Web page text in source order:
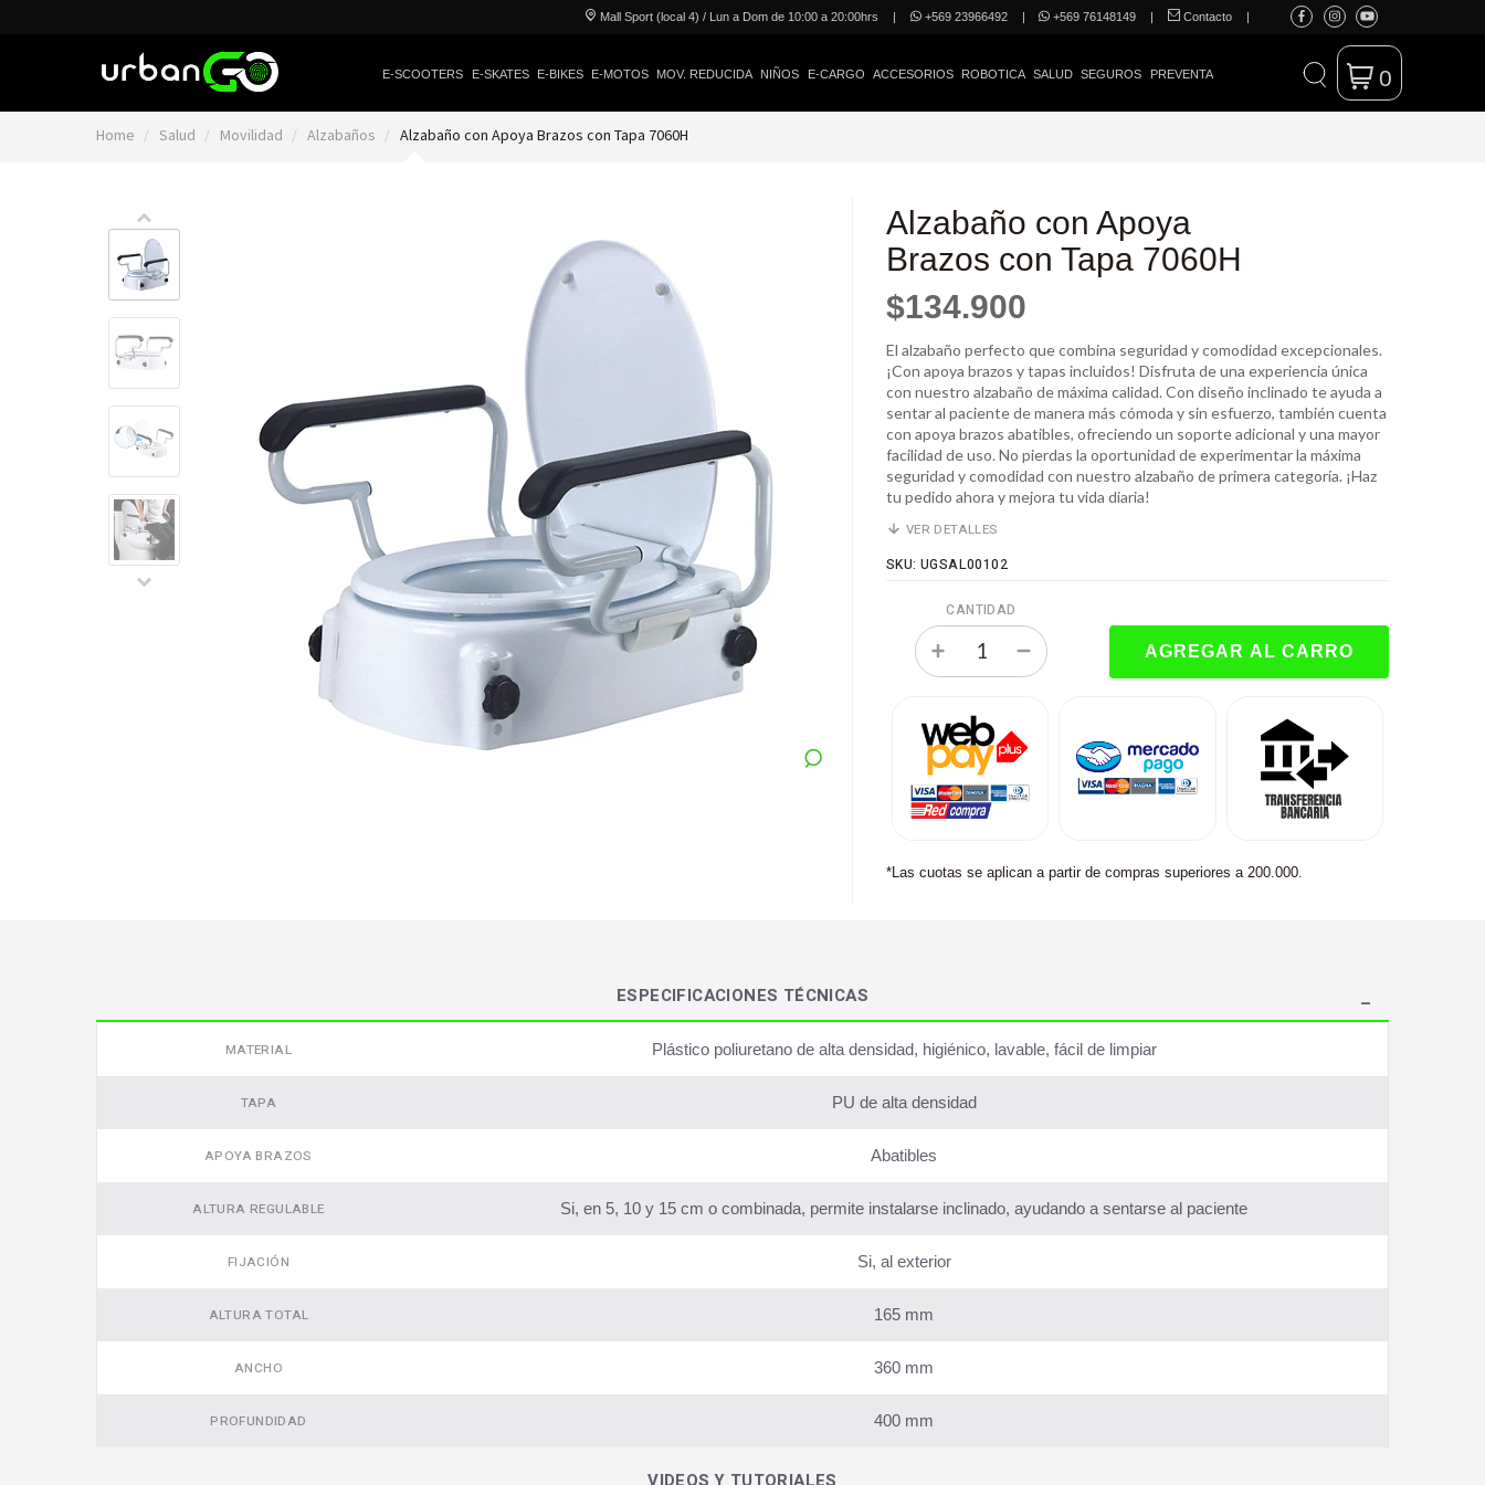
Mall Sport (local 4) / Lun a Dom de 10:00 a 20:00hrs | +569 23966492 | +569 76148149 | Contacto |
E-SCOOTERS E-SKATES E-BIKES E-MOTOS MOV. REDUCIDA NIÑOS E-CARGO ACCESORIOS ROBOTICA SALUD SEGUROS PREVENTA 0
Home Salud Movilidad Alzabaños Alzabaño con Apoya Brazos con Tapa 7060H
Alzabaño con Apoya
Brazos con Tapa 7060H
$134.900
El alzabaño perfecto que combina seguridad y comodidad excepcionales.
¡Con apoya brazos y tapas incluidos! Disfruta de una experiencia única
con nuestro alzabaño de máxima calidad. Con diseño inclinado te ayuda a
sentar al paciente de manera más cómoda y sin esfuerzo, también cuenta
con apoya brazos abatibles, ofreciendo un soporte adicional y una mayor
facilidad de uso. No pierdas la oportunidad de experimentar la máxima
seguridad y comodidad con nuestro alzabaño de primera categoría. ¡Haz
tu pedido ahora y mejora tu vida diaria!
VER DETALLES
SKU: UGSAL00102
CANTIDAD
*Las cuotas se aplican a partir de compras superiores a 200.000.
ESPECIFICACIONES TÉCNICAS
MATERIAL Plástico poliuretano de alta densidad, higiénico, lavable, fácil de limpiar
TAPA PU de alta densidad
APOYA BRAZOS Abatibles
ALTURA REGULABLE Si, en 5, 10 y 15 cm o combinada, permite instalarse inclinado, ayudando a sentarse al paciente
FIJACIÓN Si, al exterior
ALTURA TOTAL 165 mm
ANCHO 360 mm
PROFUNDIDAD 400 mm